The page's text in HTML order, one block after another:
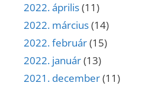
2022. április(11)
2022. március(14)
2022. február(15)
2022. január(13)
2021. december(11)